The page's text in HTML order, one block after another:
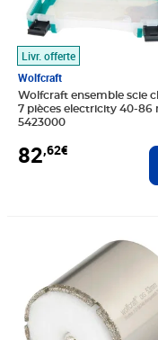
Livr. offerte
Wolfcraft
Wolfcraft ensemble scie
7 pièces electricity 40-86
5423000
82,62€